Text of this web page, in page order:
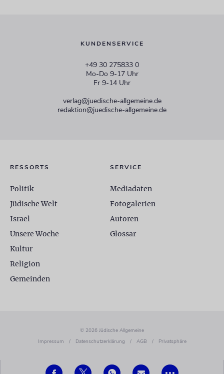
KUNDENSERVICE
+49 30 275833 0
Mo-Do 9-17 Uhr
Fr 9-14 Uhr
verlag@juedische-allgemeine.de
redaktion@juedische-allgemeine.de
RESSORTS
Politik
Jüdische Welt
Israel
Unsere Woche
Kultur
Religion
Gemeinden
SERVICE
Mediadaten
Fotogalerien
Autoren
Glossar
© 2026 Jüdische Allgemeine
Impressum
/ Datenschutzerklärung / AGB / Privatsphäre